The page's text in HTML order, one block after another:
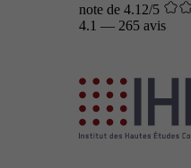
note de 4.12/5
4.1 — 265 avis